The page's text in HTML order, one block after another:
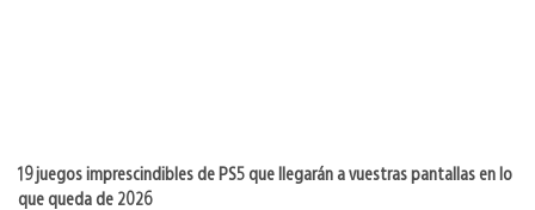
19 juegos imprescindibles de PS5 que llegarán a vuestras pantallas en lo
que queda de 2026